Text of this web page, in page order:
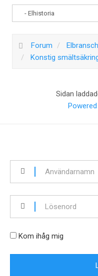
Forum
Konstig
Sidan
Kom ihåg mig